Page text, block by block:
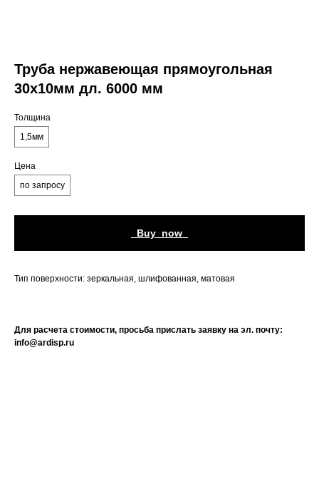
Труба нержавеющая прямоугольная
30х10мм дл. 6000 мм
Толщина
1,5мм
Цена
по запросу
_Buy_now_
Тип поверхности: зеркальная, шлифованная, матовая
Для расчета стоимости, просьба прислать заявку на эл. почту:
info@ardisp.ru